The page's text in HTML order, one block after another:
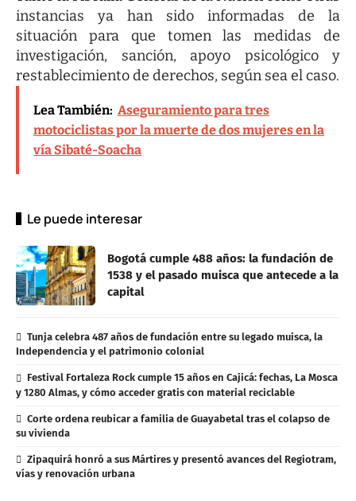
instancias ya han sido informadas de la
situación para que tomen las medidas de
investigación, sanción, apoyo psicológico y
restablecimiento de derechos, según sea el caso.
Lea También: Aseguramiento para tres
motociclistas por la muerte de dos mujeres en la
vía Sibaté-Soacha
Le puede interesar
Bogotá cumple 488 años: la fundación de
1538 y el pasado muisca que antecede a la
capital
Tunja celebra 487 años de fundación entre su legado muisca, la
Independencia y el patrimonio colonial
Festival Fortaleza Rock cumple 15 años en Cajicá: fechas, La Mosca
y 1280 Almas, y cómo acceder gratis con material reciclable
Corte ordena reubicar a familia de Guayabetal tras el colapso de
su vivienda
Zipaquirá honró a sus Mártires y presentó avances del Regiotram,
vías y renovación urbana